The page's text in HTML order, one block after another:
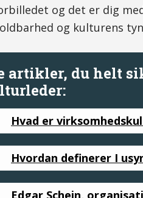
og det er dig
og kulturens
artikler, du helt
Hvad er
Hvordan definerer I
Edgar Schein,